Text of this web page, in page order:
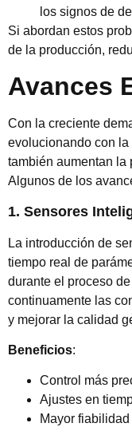
los signos de
Si abordan estos
de la producción,
Avances
Con la creciente
evolucionando con
también aumentan la
Algunos de los
1. Sensores
La introducción de
tiempo real de
durante el proceso
continuamente las
y mejorar la calidad
Beneficios:
Control más
Ajustes en
Mayor